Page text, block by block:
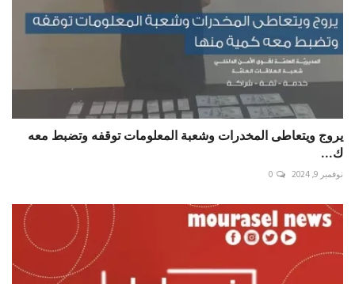
يروج ويتعاطى المخدرات وشعبة المعلومات توقفه وتضبط معه
ك...
نوفمبر 9, 2024 0